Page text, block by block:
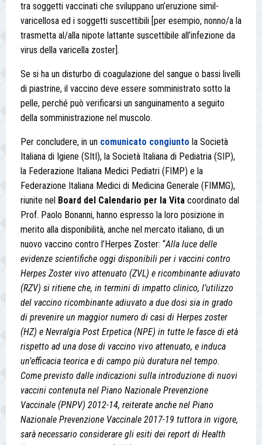
tra soggetti vaccinati che sviluppano un’eruzione simil-
varicellosa ed i soggetti suscettibili [per esempio, nonno/a la
trasmetta al/alla nipote lattante suscettibile all’infezione da
virus della varicella zoster].
Se si ha un disturbo di coagulazione del sangue o bassi livelli
di piastrine, il vaccino deve essere somministrato sotto la
pelle, perché può verificarsi un sanguinamento a seguito
della somministrazione nel muscolo.
Per concludere, in un comunicato congiunto la Società
Italiana di Igiene (SItI), la Società Italiana di Pediatria (SIP),
la Federazione Italiana Medici Pediatri (FIMP) e la
Federazione Italiana Medici di Medicina Generale (FIMMG),
riunite nel Board del Calendario per la Vita coordinato dal
Prof. Paolo Bonanni, hanno espresso la loro posizione in
merito alla disponibilità, anche nel mercato italiano, di un
nuovo vaccino contro l’Herpes Zoster: “Alla luce delle
evidenze scientifiche oggi disponibili per i vaccini contro
Herpes Zoster vivo attenuato (ZVL) e ricombinante adiuvato
(RZV) si ritiene che, in termini di impatto clinico, l’utilizzo
del vaccino ricombinante adiuvato a due dosi sia in grado
di prevenire un maggior numero di casi di Herpes zoster
(HZ) e Nevralgia Post Erpetica (NPE) in tutte le fasce di età
rispetto ad una dose di vaccino vivo attenuato, e induca
un’efficacia teorica e di campo più duratura nel tempo.
Come previsto dalle indicazioni sulla introduzione di nuovi
vaccini contenuta nel Piano Nazionale Prevenzione
Vaccinale (PNPV) 2012-14, reiterate anche nel Piano
Nazionale Prevenzione Vaccinale 2017-19 tuttora in vigore,
sarà necessario considerare gli esiti dei report di Health